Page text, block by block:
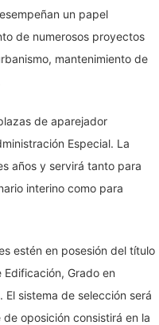
un papel
de numerosos proyectos
mantenimiento de
de aparejador
Especial. La
años y servirá tanto para
interino como para
estén en posesión del título
Grado en
sistema de selección será
oposición consistirá en la